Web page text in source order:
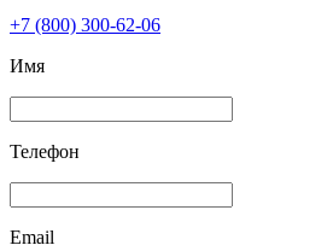
+7 (800) 300-62-06
Имя
Телефон
Email